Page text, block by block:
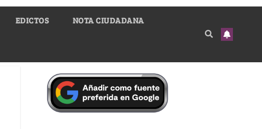
EDICTOS NOTA CIUDADANA